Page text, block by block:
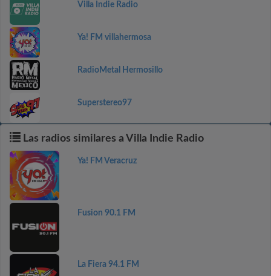
Villa Indie Radio
Ya! FM villahermosa
RadioMetal Hermosillo
Superstereo97
Las radios similares a Villa Indie Radio
Ya! FM Veracruz
Fusion 90.1 FM
La Fiera 94.1 FM